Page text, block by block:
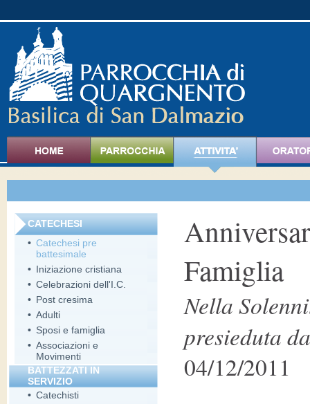
CATECHESI
• Catechesi pre
battesimale
• Iniziazione cristiana
• Celebrazioni dell'I.C.
• Post cresima
• Adulti
• Sposi e famiglia
• Associazioni e
Movimenti
BATTEZZATI IN
SERVIZIO
• Catechisti
Famiglia
Nella
presieduta
04/12/2011